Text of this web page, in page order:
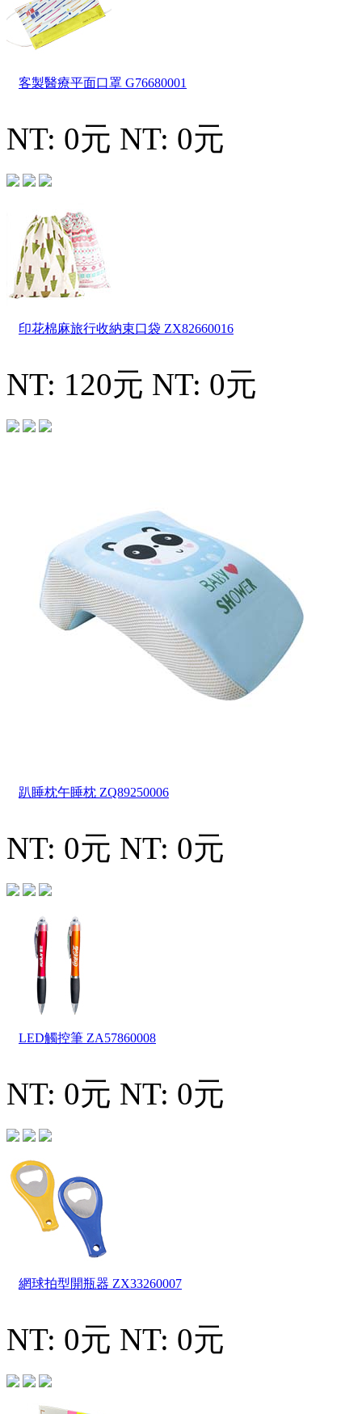
客製醫療平面口罩 G76680001
NT: 0元 NT: 0元
印花棉麻旅行收納束口袋 ZX82660016
NT: 120元 NT: 0元
趴睡枕午睡枕 ZQ89250006
NT: 0元 NT: 0元
LED觸控筆 ZA57860008
NT: 0元 NT: 0元
網球拍型開瓶器 ZX33260007
NT: 0元 NT: 0元